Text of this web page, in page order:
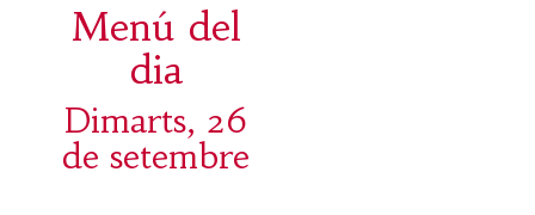
Menú del
dia
Dimarts, 26
de setembre